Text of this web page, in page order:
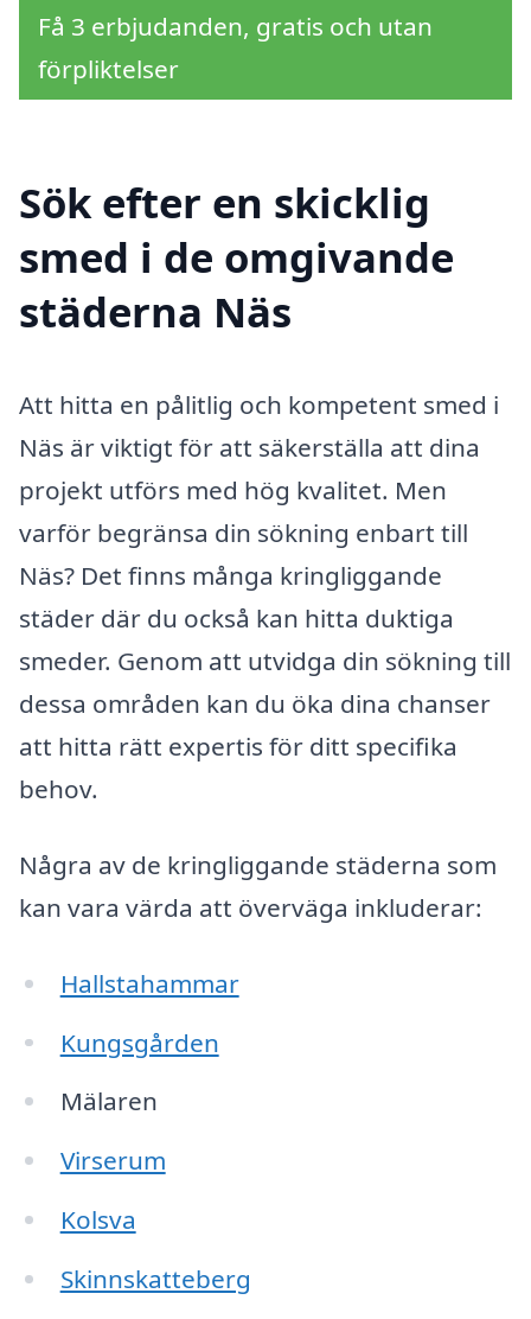
Få 3 erbjudanden, gratis och utan
förpliktelser
Sök efter en skicklig
smed i de omgivande
städerna Näs
Att hitta en pålitlig och kompetent smed i
Näs är viktigt för att säkerställa att dina
projekt utförs med hög kvalitet. Men
varför begränsa din sökning enbart till
Näs? Det finns många kringliggande
städer där du också kan hitta duktiga
smeder. Genom att utvidga din sökning till
dessa områden kan du öka dina chanser
att hitta rätt expertis för ditt specifika
behov.
Några av de kringliggande städerna som
kan vara värda att överväga inkluderar:
Hallstahammar
Kungsgården
Mälaren
Virserum
Kolsva
Skinnskatteberg